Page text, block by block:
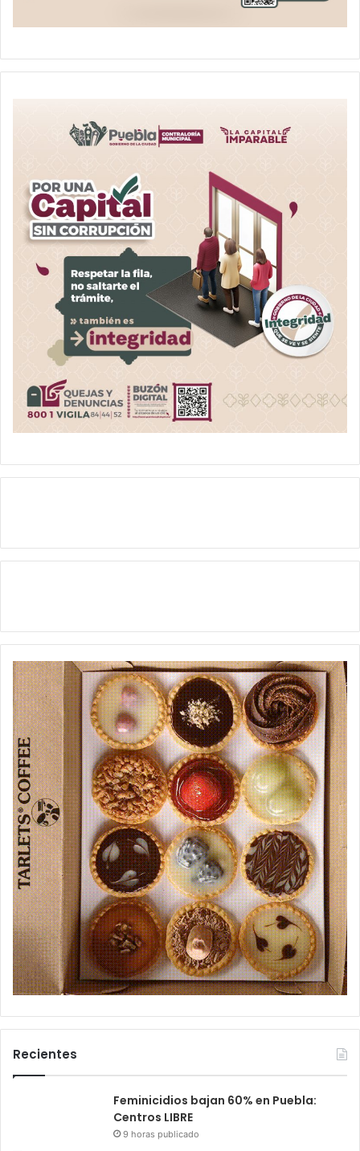
Recientes
Feminicidios bajan 60% en Puebla:
Centros LIBRE
9 horas publicado